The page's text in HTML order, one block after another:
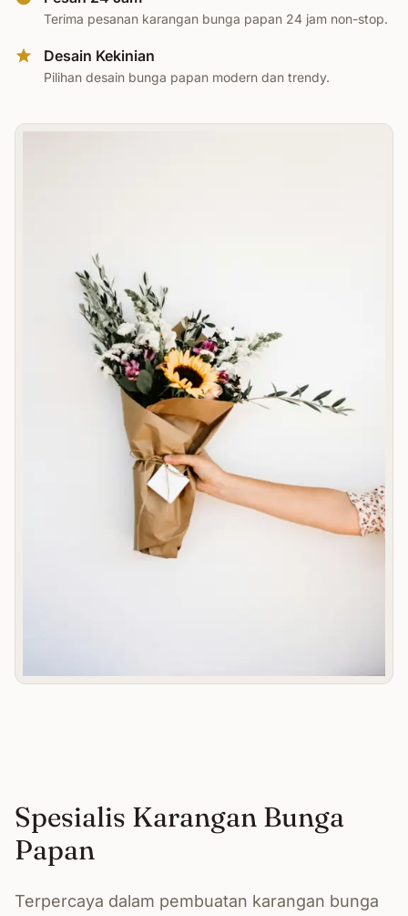
Terima pesanan karangan bunga papan 24 jam non-stop.
Desain Kekinian
Pilihan desain bunga papan modern dan trendy.
Spesialis Karangan Bunga
Papan
Terpercaya dalam pembuatan karangan bunga